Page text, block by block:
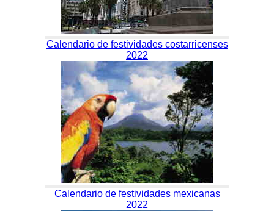
Calendario de festividades costarricenses
2022
Calendario de festividades mexicanas
2022